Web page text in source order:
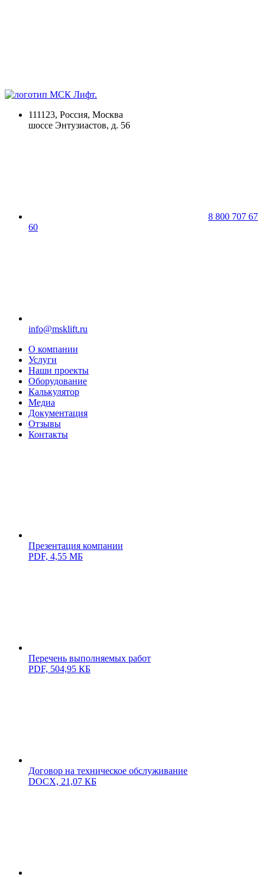
111123, Россия, Москва
шоссе Энтузиастов, д. 56
8 800 707 67
60
info@msklift.ru
О компании
Услуги
Наши проекты
Оборудование
Калькулятор
Медиа
Документация
Отзывы
Контакты
Презентация компании
PDF, 4,55 МБ
Перечень выполняемых работ
PDF, 504,95 КБ
Договор на техническое обслуживание
DOCX, 21,07 КБ